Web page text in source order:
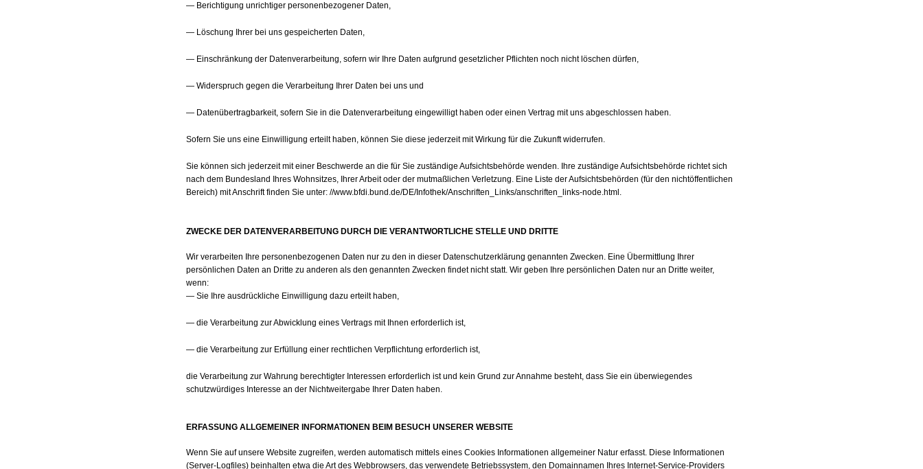
— Berichtigung unrichtiger personenbezogener Daten,
— Löschung Ihrer bei uns gespeicherten Daten,
— Einschränkung der Datenverarbeitung, sofern wir Ihre Daten aufgrund gesetzlicher Pflichten noch nicht löschen dürfen,
— Widerspruch gegen die Verarbeitung Ihrer Daten bei uns und
— Datenübertragbarkeit, sofern Sie in die Datenverarbeitung eingewilligt haben oder einen Vertrag mit uns abgeschlossen haben.
Sofern Sie uns eine Einwilligung erteilt haben, können Sie diese jederzeit mit Wirkung für die Zukunft widerrufen.
Sie können sich jederzeit mit einer Beschwerde an die für Sie zuständige Aufsichtsbehörde wenden. Ihre zuständige Aufsichtsbehörde richtet sich
nach dem Bundesland Ihres Wohnsitzes, Ihrer Arbeit oder der mutmaßlichen Verletzung. Eine Liste der Aufsichtsbehörden (für den nichtöffentlichen
Bereich) mit Anschrift finden Sie unter://www.bfdi.bund.de/DE/Infothek/Anschriften_Links/anschriften_links-node.html.
ZWECKE DER DATENVERARBEITUNG DURCH DIE VERANTWORTLICHE STELLE UND DRITTE
Wir verarbeiten Ihre personenbezogenen Daten nur zu den in dieser Datenschutzerklärung genannten Zwecken. Eine Übermittlung Ihrer
persönlichen Daten an Dritte zu anderen als den genannten Zwecken findet nicht statt. Wir geben Ihre persönlichen Daten nur an Dritte weiter,
wenn:
— Sie Ihre ausdrückliche Einwilligung dazu erteilt haben,
— die Verarbeitung zur Abwicklung eines Vertrags mit Ihnen erforderlich ist,
— die Verarbeitung zur Erfüllung einer rechtlichen Verpflichtung erforderlich ist,
die Verarbeitung zur Wahrung berechtigter Interessen erforderlich ist und kein Grund zur Annahme besteht, dass Sie ein überwiegendes
schutzwürdiges Interesse an der Nichtweitergabe Ihrer Daten haben.
ERFASSUNG ALLGEMEINER INFORMATIONEN BEIM BESUCH UNSERER WEBSITE
Wenn Sie auf unsere Website zugreifen, werden automatisch mittels eines Cookies Informationen allgemeiner Natur erfasst. Diese Informationen
(Server-Logfiles) beinhalten etwa die Art des Webbrowsers, das verwendete Betriebssystem, den Domainnamen Ihres Internet-Service-Providers